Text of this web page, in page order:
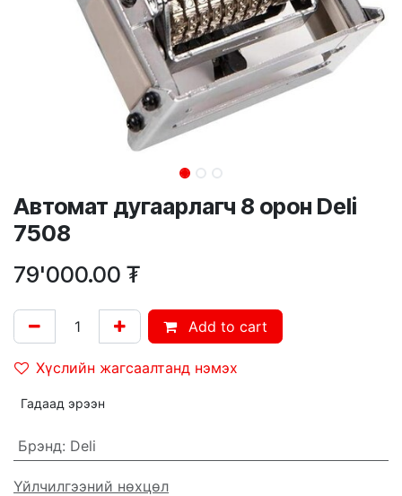
Автомат дугаарлагч 8 орон Deli
7508
79'000.00 ₮
Add to cart
Хүслийн жагсаалтанд нэмэх
Гадаад эрээн
Брэнд: Deli
Үйлчилгээний нөхцөл